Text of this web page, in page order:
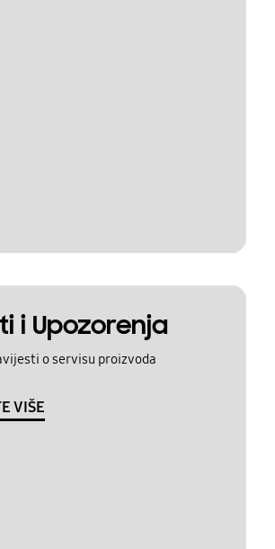
i Upozorenja
o servisu proizvoda
VIŠE